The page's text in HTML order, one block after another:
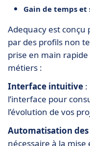
Gain de temps
Adequacy est
par des profils non
prise en main rapide
métiers :
Interface intuitive :
l’interface pour
l’évolution de vos
Automatisation des
nécessaire à la